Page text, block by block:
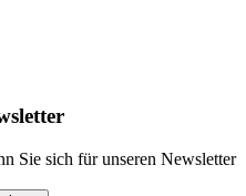
Sie sich für unseren Newsletter